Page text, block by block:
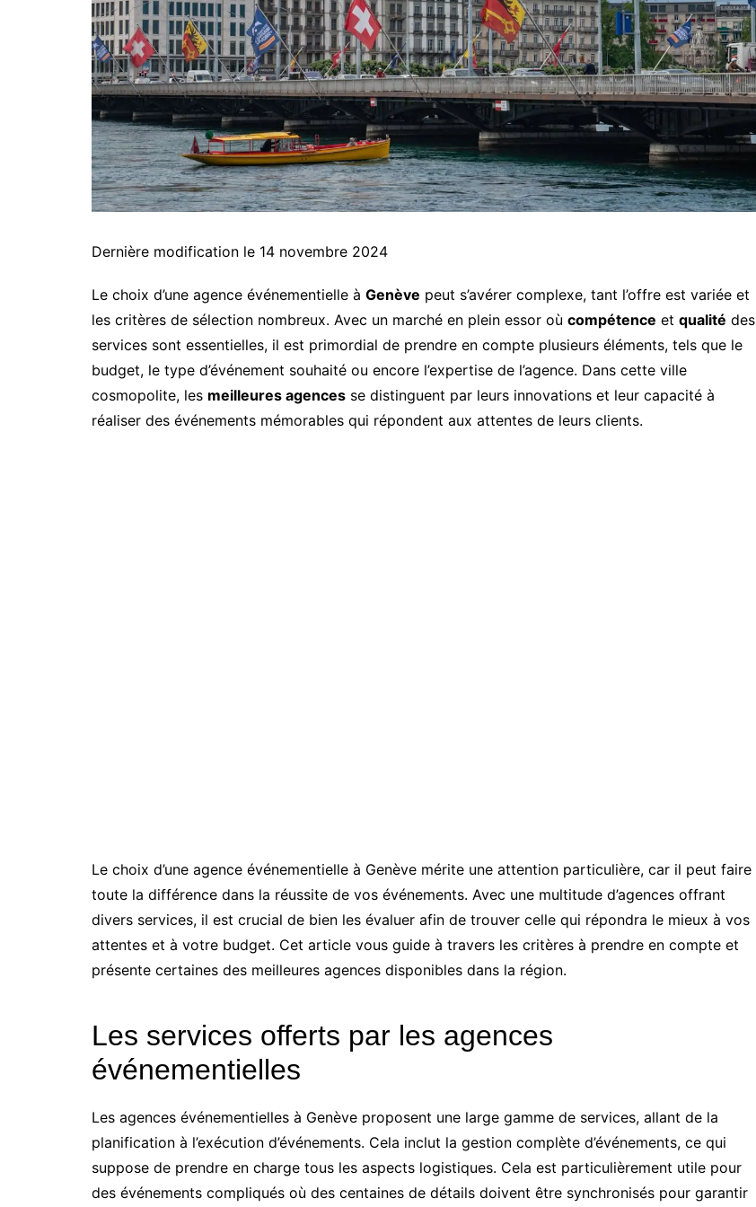
Dernière modification le 14 novembre 2024
Le choix d’une agence événementielle à Genève peut s’avérer complexe, tant l’offre est variée et
les critères de sélection nombreux. Avec un marché en plein essor où compétence et qualité des
services sont essentielles, il est primordial de prendre en compte plusieurs éléments, tels que le
budget, le type d’événement souhaité ou encore l’expertise de l’agence. Dans cette ville
cosmopolite, les meilleures agences se distinguent par leurs innovations et leur capacité à
réaliser des événements mémorables qui répondent aux attentes de leurs clients.
Le choix d’une agence événementielle à Genève mérite une attention particulière, car il peut faire
toute la différence dans la réussite de vos événements. Avec une multitude d’agences offrant
divers services, il est crucial de bien les évaluer afin de trouver celle qui répondra le mieux à vos
attentes et à votre budget. Cet article vous guide à travers les critères à prendre en compte et
présente certaines des meilleures agences disponibles dans la région.
Les services offerts par les agences
événementielles
Les agences événementielles à Genève proposent une large gamme de services, allant de la
planification à l’exécution d’événements. Cela inclut la gestion complète d’événements, ce qui
suppose de prendre en charge tous les aspects logistiques. Cela est particulièrement utile pour
des événements compliqués où des centaines de détails doivent être synchronisés pour garantir